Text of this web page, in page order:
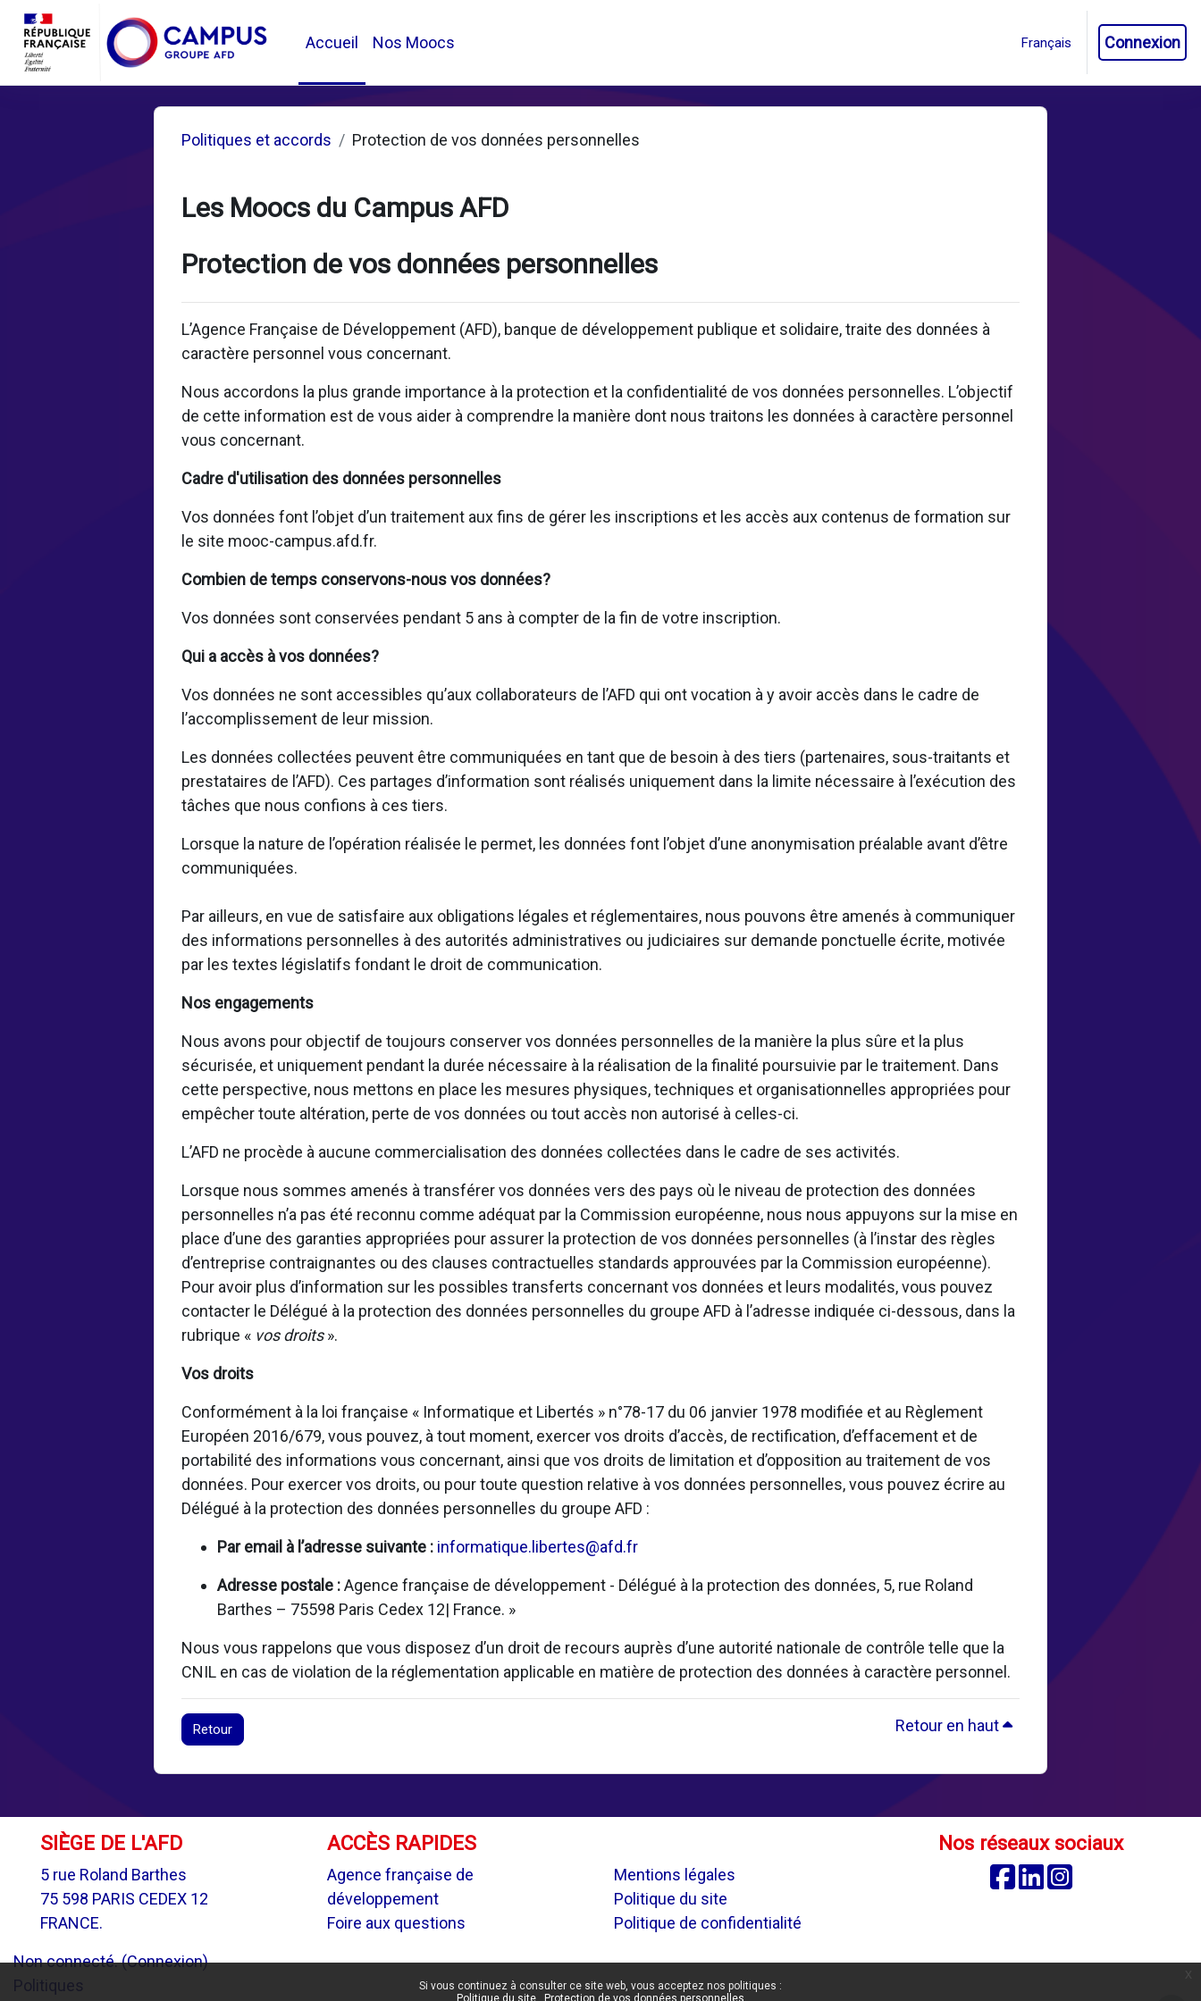
Passer au contenu principal
Si vous continuez à consulter ce site web, vous acceptez nos politiques :
Politique du site
Protection de vos données personnelles
Accueil Nos Moocs Connexion
Politiques et accords Protection de vos données personnelles
Les Moocs du Campus AFD
Protection de vos données personnelles
L’Agence Française de Développement (AFD), banque de développement publique et solidaire, traite des données à
caractère personnel vous concernant.
Nous accordons la plus grande importance à la protection et la confidentialité de vos données personnelles. L’objectif
de cette information est de vous aider à comprendre la manière dont nous traitons les données à caractère personnel
vous concernant.
Cadre d'utilisation des données personnelles
Vos données font l’objet d’un traitement aux fins de gérer les inscriptions et les accès aux contenus de formation sur
le site mooc-campus.afd.fr.
Combien de temps conservons-nous vos données?
Vos données sont conservées pendant 5 ans à compter de la fin de votre inscription.
Qui a accès à vos données?
Vos données ne sont accessibles qu’aux collaborateurs de l’AFD qui ont vocation à y avoir accès dans le cadre de
l’accomplissement de leur mission.
Les données collectées peuvent être communiquées en tant que de besoin à des tiers (partenaires, sous-traitants et
prestataires de l’AFD). Ces partages d’information sont réalisés uniquement dans la limite nécessaire à l’exécution des
tâches que nous confions à ces tiers.
Lorsque la nature de l’opération réalisée le permet, les données font l’objet d’une anonymisation préalable avant d’être
communiquées.
Par ailleurs, en vue de satisfaire aux obligations légales et réglementaires, nous pouvons être amenés à communiquer
des informations personnelles à des autorités administratives ou judiciaires sur demande ponctuelle écrite, motivée
par les textes législatifs fondant le droit de communication.
Nos engagements
Nous avons pour objectif de toujours conserver vos données personnelles de la manière la plus sûre et la plus
sécurisée, et uniquement pendant la durée nécessaire à la réalisation de la finalité poursuivie par le traitement. Dans
cette perspective, nous mettons en place les mesures physiques, techniques et organisationnelles appropriées pour
empêcher toute altération, perte de vos données ou tout accès non autorisé à celles-ci.
L’AFD ne procède à aucune commercialisation des données collectées dans le cadre de ses activités.
Lorsque nous sommes amenés à transférer vos données vers des pays où le niveau de protection des données
personnelles n’a pas été reconnu comme adéquat par la Commission européenne, nous nous appuyons sur la mise en
place d’une des garanties appropriées pour assurer la protection de vos données personnelles (à l’instar des règles
d’entreprise contraignantes ou des clauses contractuelles standards approuvées par la Commission européenne).
Pour avoir plus d’information sur les possibles transferts concernant vos données et leurs modalités, vous pouvez
contacter le Délégué à la protection des données personnelles du groupe AFD à l’adresse indiquée ci-dessous, dans la
rubrique « vos droits».
Vos droits
Conformément à la loi française « Informatique et Libertés » n°78-17 du 06 janvier 1978 modifiée et au Règlement
Européen 2016/679, vous pouvez, à tout moment, exercer vos droits d’accès, de rectification, d’effacement et de
portabilité des informations vous concernant, ainsi que vos droits de limitation et d’opposition au traitement de vos
données. Pour exercer vos droits, ou pour toute question relative à vos données personnelles, vous pouvez écrire au
Délégué à la protection des données personnelles du groupe AFD :
Par email à l’adresse suivante : informatique.libertes@afd.fr
Adresse postale :Agence française de développement - Délégué à la protection des données, 5, rue Roland
Barthes – 75598 Paris Cedex 12| France. »
Nous vous rappelons que vous disposez d’un droit de recours auprès d’une autorité nationale de contrôle telle que la
CNIL en cas de violation de la réglementation applicable en matière de protection des données à caractère personnel.
Retour Retour en haut
SIÈGE DE L'AFD
5 rue Roland Barthes
75 598 PARIS CEDEX 12
FRANCE.
ACCÈS RAPIDES
Agence française de
développement
Foire aux questions
Mentions légales
Politique du site
Politique de confidentialité
Nos réseaux sociaux
FacebookLinkedin
Non connecté. (Connexion)
Politiques